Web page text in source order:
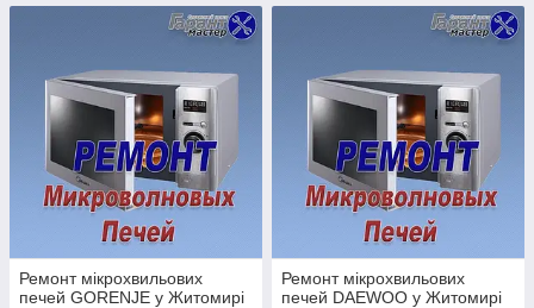
Не крутиться тарілка всередині корпусу.
Ми добилися такої репутації завдяки Вашому довірі! І
ми дуже цінуємо та поважаємо кожного клієнта! Ви вже
напевно бачили переваги нашої компанії, але ще Ви
можете переконатися в нас прочитавшивідгуки від
наших клієнтів!
Наші переваги:
Ремонт мікрохвильових
печей GORENJE у Житомирі
Ремонт мікрохвильових
печей DAEWOO у Житомирі